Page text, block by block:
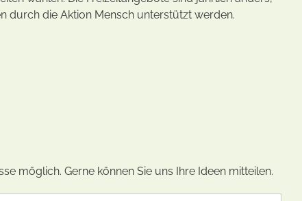
durch die Aktion Mensch unterstützt werden.
möglich. Gerne können Sie uns Ihre Ideen mitteilen.